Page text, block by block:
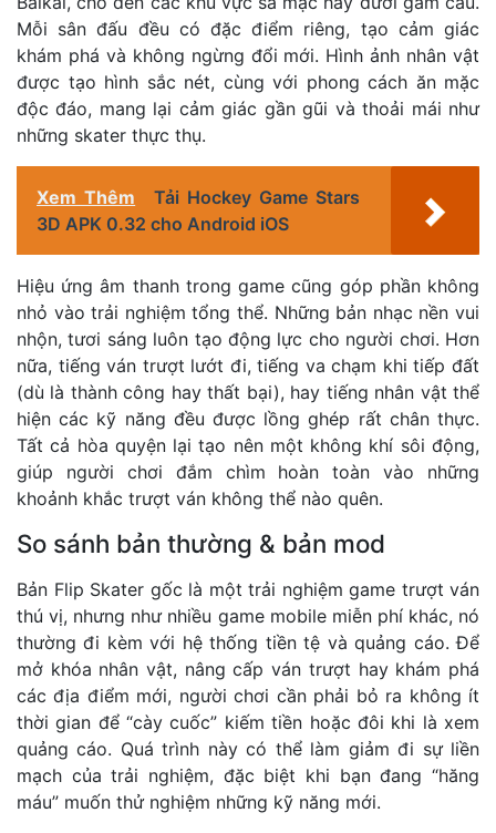
Mỗi sân đấu đều có đặc điểm riêng, tạo cảm giác
khám phá và không ngừng đổi mới. Hình ảnh nhân vật
được tạo hình sắc nét, cùng với phong cách ăn mặc
độc đáo, mang lại cảm giác gần gũi và thoải mái như
những skater thực thụ.
Xem Thêm
Tải Hockey Game Stars
3D APK 0.32 cho Android iOS
Hiệu ứng âm thanh trong game cũng góp phần không
nhỏ vào trải nghiệm tổng thể. Những bản nhạc nền vui
nhộn, tươi sáng luôn tạo động lực cho người chơi. Hơn
nữa, tiếng ván trượt lướt đi, tiếng va chạm khi tiếp đất
(dù là thành công hay thất bại), hay tiếng nhân vật thể
hiện các kỹ năng đều được lồng ghép rất chân thực.
Tất cả hòa quyện lại tạo nên một không khí sôi động,
giúp người chơi đắm chìm hoàn toàn vào những
khoảnh khắc trượt ván không thể nào quên.
So sánh bản thường & bản mod
Bản Flip Skater gốc là một trải nghiệm game trượt ván
thú vị, nhưng như nhiều game mobile miễn phí khác, nó
thường đi kèm với hệ thống tiền tệ và quảng cáo. Để
mở khóa nhân vật, nâng cấp ván trượt hay khám phá
các địa điểm mới, người chơi cần phải bỏ ra không ít
thời gian để “cày cuốc” kiếm tiền hoặc đôi khi là xem
quảng cáo. Quá trình này có thể làm giảm đi sự liền
mạch của trải nghiệm, đặc biệt khi bạn đang “hăng
máu” muốn thử nghiệm những kỹ năng mới.